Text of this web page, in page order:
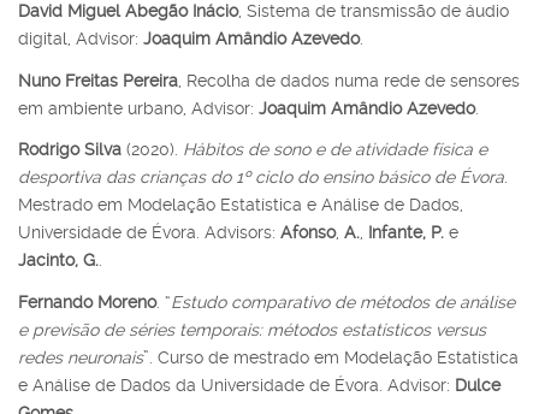
David Miguel Abegão Inácio, Sistema de transmissão de áudio
digital, Advisor: Joaquim Amândio Azevedo.
Nuno Freitas Pereira , Recolha de dados numa rede de sensores
em ambiente urbano, Advisor: Joaquim Amândio Azevedo.
Rodrigo Silva (2020). Hábitos de sono e de atividade física e
desportiva das crianças do 1º ciclo do ensino básico de Évora
Mestrado em Modelação Estatística e Análise de Dados,
Universidade de Évora. Advisors: Afonso, A. Infante, P. e
Jacinto, G.
Fernando Moreno. “Estudo comparativo de métodos de análise
e previsão de séries temporais: métodos estatísticos versus
redes neuronais”. Curso de mestrado em Modelação Estatística
e Análise de Dados da Universidade de Évora. Advisor: Dulce